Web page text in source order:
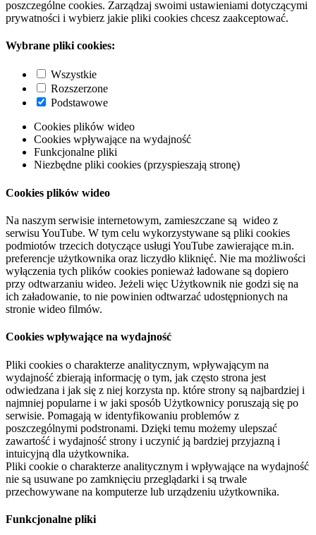
poszczególne cookies. Zarządzaj swoimi ustawieniami dotyczącymi
prywatności i wybierz jakie pliki cookies chcesz zaakceptować.
Wybrane pliki cookies:
Wszystkie
Rozszerzone
Podstawowe
Cookies plików wideo
Cookies wpływające na wydajność
Funkcjonalne pliki
Niezbędne pliki cookies (przyspieszają stronę)
Cookies plików wideo
Na naszym serwisie internetowym, zamieszczane są wideo z
serwisu YouTube. W tym celu wykorzystywane są pliki cookies
podmiotów trzecich dotyczące usługi YouTube zawierające m.in.
preferencje użytkownika oraz liczydło kliknięć. Nie ma możliwości
wyłączenia tych plików cookies ponieważ ładowane są dopiero
przy odtwarzaniu wideo. Jeżeli więc Użytkownik nie godzi się na
ich załadowanie, to nie powinien odtwarzać udostępnionych na
stronie wideo filmów.
Cookies wpływające na wydajność
Pliki cookies o charakterze analitycznym, wpływającym na
wydajność zbierają informację o tym, jak często strona jest
odwiedzana i jak się z niej korzysta np. które strony są najbardziej i
najmniej popularne i w jaki sposób Użytkownicy poruszają się po
serwisie. Pomagają w identyfikowaniu problemów z
poszczególnymi podstronami. Dzięki temu możemy ulepszać
zawartość i wydajność strony i uczynić ją bardziej przyjazną i
intuicyjną dla użytkownika.
Pliki cookie o charakterze analitycznym i wpływające na wydajność
nie są usuwane po zamknięciu przeglądarki i są trwale
przechowywane na komputerze lub urządzeniu użytkownika.
Funkcjonalne pliki